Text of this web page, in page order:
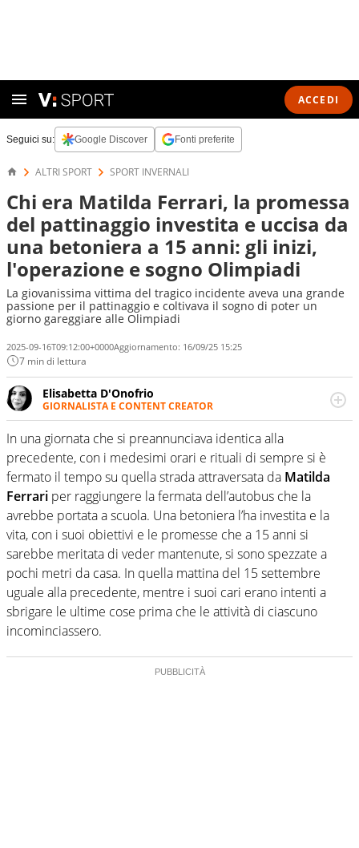
ACCEDI
Seguici su: Google Discover Fonti preferite
ALTRI SPORT SPORT INVERNALI
Chi era Matilda Ferrari, la promessa
del pattinaggio investita e uccisa da
una betoniera a 15 anni: gli inizi,
l'operazione e sogno Olimpiadi
La giovanissima vittima del tragico incidente aveva una grande
passione per il pattinaggio e coltivava il sogno di poter un
giorno gareggiare alle Olimpiadi
2025-09-16T09:12:00+0000Aggiornamento: 16/09/25 15:25
7 min di lettura
Elisabetta D'Onofrio
GIORNALISTA E CONTENT CREATOR
Giornalista professionista dal 2007, scrive per curiosità
personale e necessità: soprattutto di calcio, di sport e dei
suoi protagonisti, concedendosi innocenti evasioni
nell'ambito della creazione di format. Un tempo ala
destra, oggi si sente a suo agio nel ruolo di libero. Cura
una classifica riservata dei migliori 5 calciatori di sempre.
In una giornata che si preannunciava identica alla
precedente, con i medesimi orari e rituali di sempre si è
fermato il tempo su quella strada attraversata da Matilda
Ferrari per raggiungere la fermata dell’autobus che la
avrebbe portata a scuola. Una betoniera l’ha investita e la
vita, con i suoi obiettivi e le promesse che a 15 anni si
sarebbe meritata di veder mantenute, si sono spezzate a
pochi metri da casa. In quella mattina del 15 settembre
uguale alla precedente, mentre i suoi cari erano intenti a
sbrigare le ultime cose prima che le attività di ciascuno
incominciassero.